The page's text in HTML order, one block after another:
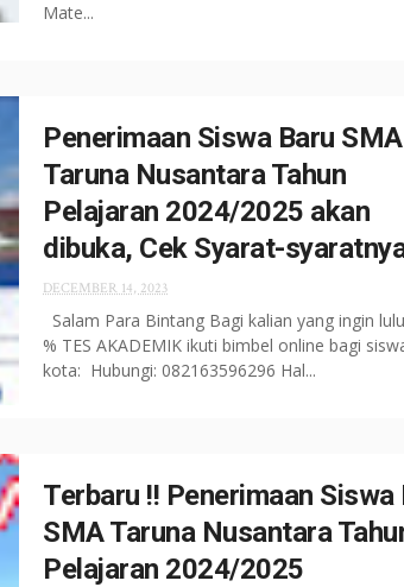
Mate...
Penerimaan Siswa Baru SMA
Taruna Nusantara Tahun
Pelajaran 2024/2025 akan
dibuka, Cek Syarat-
DECEMBER 14, 2023
Salam Para Bintang Bagi kalian yang ingin
% TES AKADEMIK ikuti bimbel online bagi
kota: Hubungi: 082163596296 Hal...
Terbaru !! Penerimaan Siswa
SMA Taruna Nusantara
Pelajaran 2024/2025